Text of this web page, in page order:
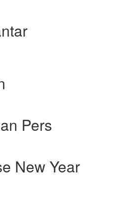
Pers
New Year